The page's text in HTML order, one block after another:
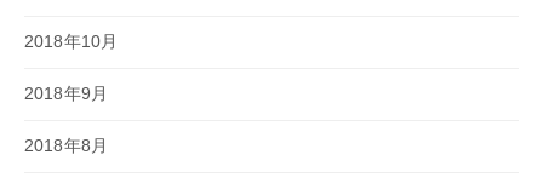
2018年10月
2018年9月
2018年8月